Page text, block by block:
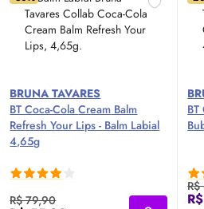
BRUNA TAVARES
BT Coca-ColaCream Balm
Refresh Your Lips - Balm Labial
4,65g
R$ 79,90
BT